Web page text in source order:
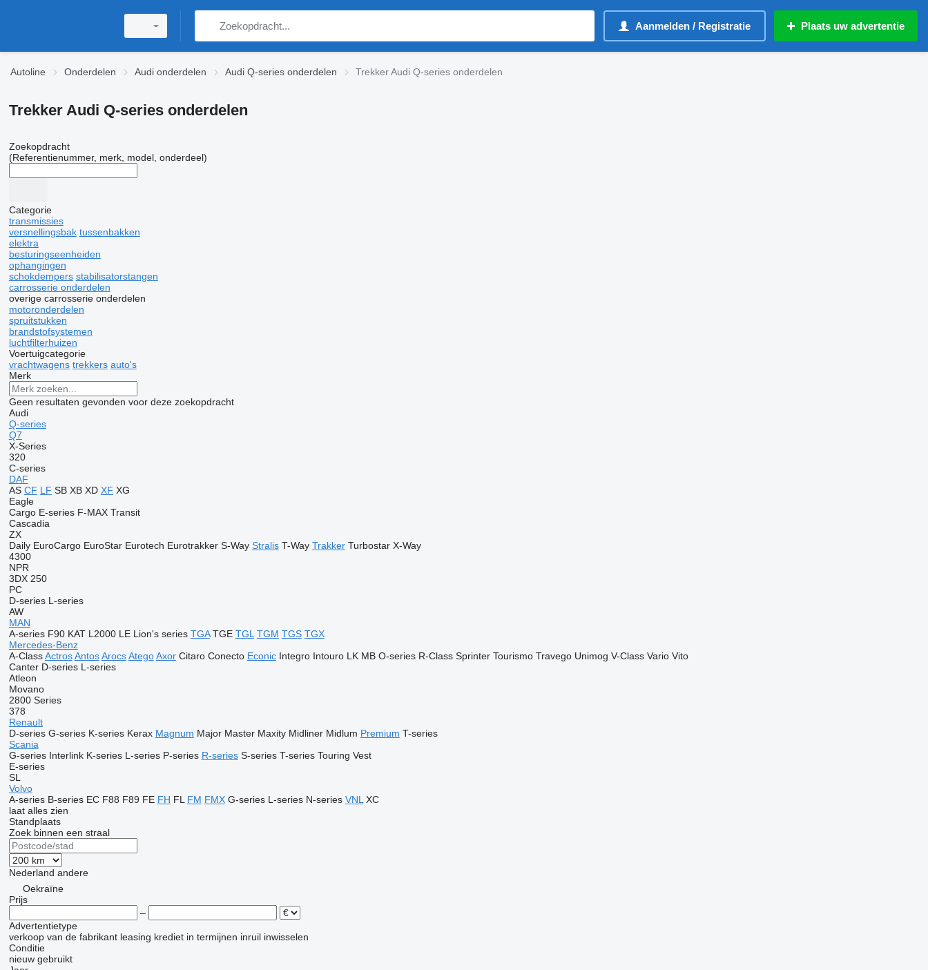
Aanmelden / Registratie Plaats uw advertentie
Autoline Onderdelen Audi onderdelen Audi Q-series onderdelen Trekker Audi Q-series onderdelen
Trekker Audi Q-series onderdelen
Zoekopdracht
(Referentienummer, merk, model, onderdeel)
Categorie
transmissies
versnellingsbak tussenbakken
elektra
besturingseenheiden
ophangingen
schokdempers stabilisatorstangen
carrosserie onderdelen
overige carrosserie onderdelen
motoronderdelen
spruitstukken
brandstofsystemen
luchtfilterhuizen
Voertuigcategorie
vrachtwagens trekkers auto's
Merk
Geen resultaten gevonden voor deze zoekopdracht
Audi
Q-series
Q7
X-Series
320
C-series
DAF
AS CF LF SB XB XD XF XG
Eagle
Cargo E-series F-MAX Transit
Cascadia
ZX
Daily EuroCargo EuroStar Eurotech Eurotrakker S-Way Stralis T-Way Trakker Turbostar X-Way
4300
NPR
3DX 250
PC
D-series L-series
AW
MAN
A-series F90 KAT L2000 LE Lion's series TGA TGE TGL TGM TGS TGX
Mercedes-Benz
A-Class Actros Antos Arocs Atego Axor Citaro Conecto Econic Integro Intouro LK MB O-series R-Class Sprinter Tourismo Travego Unimog V-Class Vario Vito
Canter D-series L-series
Atleon
Movano
2800 Series
378
Renault
D-series G-series K-series Kerax Magnum Major Master Maxity Midliner Midlum Premium T-series
Scania
G-series Interlink K-series L-series P-series R-series S-series T-series Touring Vest
E-series
SL
Volvo
A-series B-series EC F88 F89 FE FH FL FM FMX G-series L-series N-series VNL XC
laat alles zien
Standplaats
Zoek binnen een straal
Nederland andere
Oekraïne
Prijs
–
Advertentietype
verkoop van de fabrikant leasing krediet in termijnen inruil inwisselen
Conditie
nieuw gebruikt